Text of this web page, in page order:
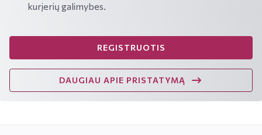
kurjerių galimybes.
REGISTRUOTIS
DAUGIAU APIE PRISTATYMĄ